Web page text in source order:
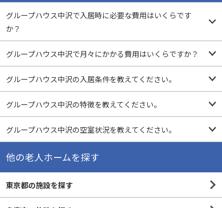
グループハウス中沢で入居時に必要な費用はいくらです
か？
グループハウス中沢で月々にかかる費用はいくらですか？
グループハウス中沢の入居条件を教えてください。
グループハウス中沢の特徴を教えてください。
グループハウス中沢の空室状況を教えてください。
他の老人ホームを探す
東京都の施設を探す